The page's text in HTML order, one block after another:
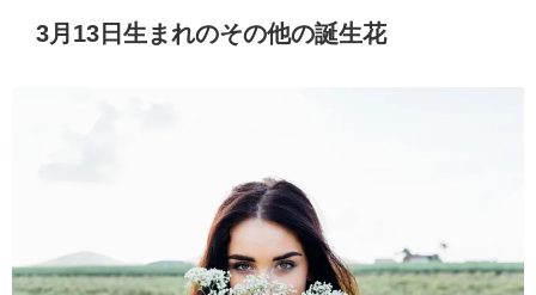
3月13日生まれのその他の誕生花